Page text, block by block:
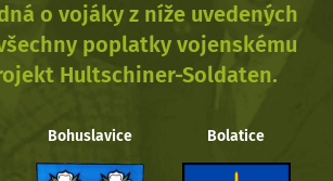
o vojáky z níže uvedených
poplatky vojenskému
Hultschiner-Soldaten.
Bohuslavice Bolatice